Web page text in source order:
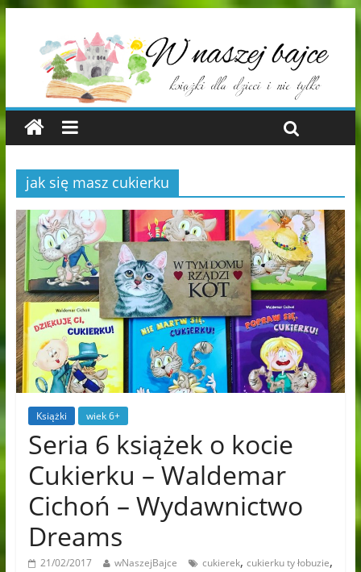
jak się masz cukierku
Książki wiek 6+
Seria 6 książek o kocie
Cukierku – Waldemar
Cichoń – Wydawnictwo
Dreams
21/02/2017 wNaszejBajce cukierek, cukierku ty łobuzie,